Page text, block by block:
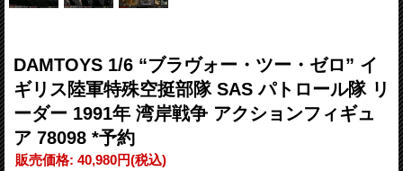
DAMTOYS 1/6 “ブラヴォー・ツー・ゼロ” イ
ギリス陸軍特殊空挺部隊 SAS パトロール隊 リ
ーダー 1991年 湾岸戦争 アクションフィギュ
ア 78098 *予約
販売価格: 40,980円(税込)